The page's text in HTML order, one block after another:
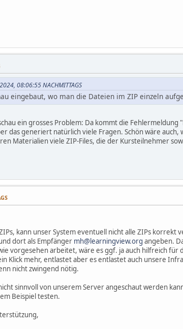
08:06:55 NACHMITTAGS
eingebaut, wo man die Dateien im ZIP einzeln
ein grosses Problem: Da kommt die Fehlermeldung
das generiert natürlich viele Fragen. Schön wäre
Materialien viele ZIP-Files, die der Kursteilnehmer
kann unser System eventuell nicht alle ZIPs
dort als Empfänger mh@learningview.org angeben.
vorgesehen arbeitet, wäre es ggf. ja auch hilfreich
Klick mehr, entlastet aber es entlastet auch unsere
nicht zwingend nötig.
sinnvoll von unserem Server angeschaut werden
Beispiel testen.